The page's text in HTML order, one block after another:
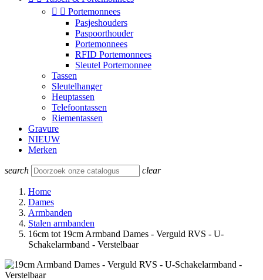
  Portemonnees
Pasjeshouders
Paspoorthouder
Portemonnees
RFID Portemonnees
Sleutel Portemonnee
Tassen
Sleutelhanger
Heuptassen
Telefoontassen
Riementassen
Gravure
NIEUW
Merken
search clear
Home
Dames
Armbanden
Stalen armbanden
16cm tot 19cm Armband Dames - Verguld RVS - U-
Schakelarmband - Verstelbaar